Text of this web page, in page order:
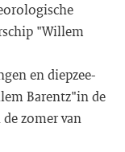
"Willem
en diepzee-
Barentz"in de
zomer van